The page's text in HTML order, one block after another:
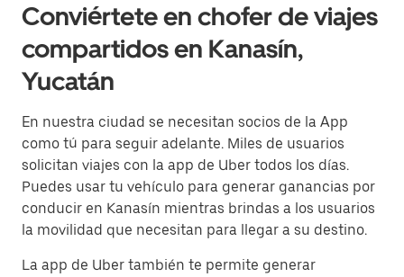
Conviértete en chofer de viajes
compartidos en Kanasín,
Yucatán
En nuestra ciudad se necesitan socios de la App
como tú para seguir adelante. Miles de usuarios
solicitan viajes con la app de Uber todos los días.
Puedes usar tu vehículo para generar ganancias por
conducir en Kanasín mientras brindas a los usuarios
la movilidad que necesitan para llegar a su destino.
La app de Uber también te permite generar